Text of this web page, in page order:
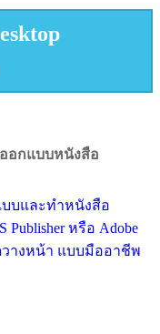
อกแบบหนังสือ
บบและทำหนังสือ
หรือ Adobe
วางหน้า แบบมืออาชีพ